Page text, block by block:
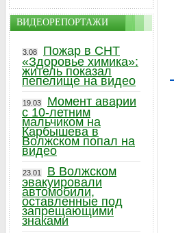
ВИДЕОРЕПОРТАЖИ
3.08
Пожар в СНТ
«Здоровье химика»:
житель показал
пепелище на видео
19.03
Момент аварии
с 10-летним
мальчиком на
Карбышева в
Волжском попал на
видео
23.01
В Волжском
эвакуировали
автомобили,
оставленные под
запрещающими
знаками